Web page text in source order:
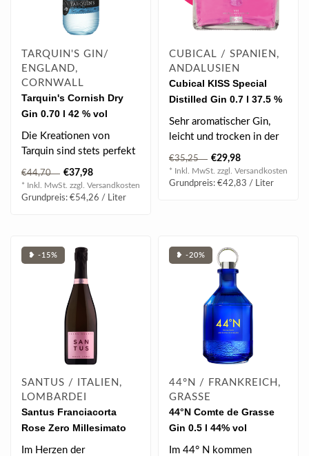
TARQUIN'S GIN/
ENGLAND,
CORNWALL
Tarquin's Cornish Dry
Gin 0.70 l 42 % vol
Die Kreationen von
Tarquin sind stets perfekt
ausgewogen und
wacholderbetont...
€44,70 €37,98
* Inkl. MwSt. zzgl. Versandkosten
Grundpreis: €54,26 / Liter
CUBICAL / SPANIEN,
ANDALUSIEN
Cubical KISS Special
Distilled Gin 0.7 l 37.5 %
vol
Sehr aromatischer Gin,
leicht und trocken in der
Nase. Am Gaumen ist er
geschmei..
€35,25 €29,98
* Inkl. MwSt. zzgl. Versandkosten
Grundpreis: €42,83 / Liter
❥ -15%
SANTUS / ITALIEN,
LOMBARDEI
Santus Franciacorta
Rose Zero Millesimato
2018 0.75 l 12.50% vol
Im Herzen der
❥ -20%
44°N / FRANKREICH,
GRASSE
44°N Comte de Grasse
Gin 0.5 l 44% vol
Im 44° N kommen